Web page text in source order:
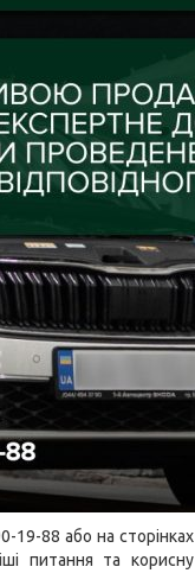
88 або на сторінках
питання та корисну